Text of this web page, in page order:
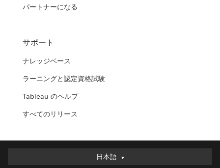
パートナーになる
サポート
ナレッジベース
ラーニングと認定資格試験
Tableau のヘルプ
すべてのリリース
日本語
日本語